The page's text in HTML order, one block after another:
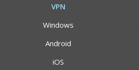
VPN
Windows
Android
iOS